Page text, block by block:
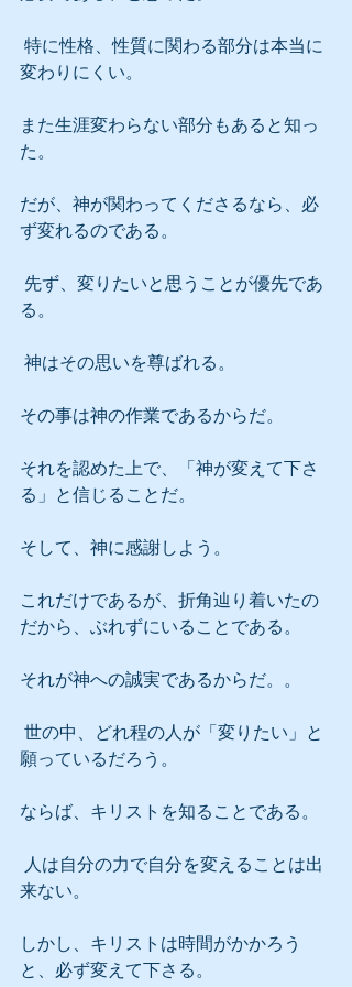
変わりにくい。
また生涯変わらない部分もあると知っ
た。
だが、神が関わってくださるなら、必
ず変れるのである。
る。
神はその思いを尊ばれる。
その事は神の作業であるからだ。
それを認めた上で、「神が変えて下さ
る」と信じることだ。
そして、神に感謝しよう。
これだけであるが、折角辿り着いたの
だから、ぶれずにいることである。
それが神への誠実であるからだ。。
願っているだろう。
ならば、キリストを知ることである。
来ない。
しかし、キリストは時間がかかろう
と、必ず変えて下さる。